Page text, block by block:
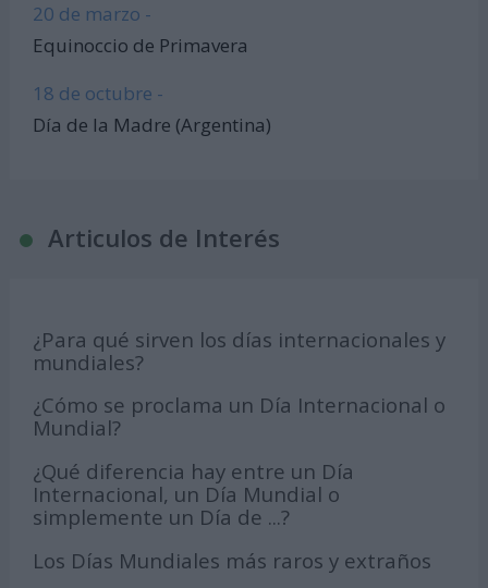
20 de marzo -
Equinoccio de Primavera
18 de octubre -
Día de la Madre (Argentina)
Articulos de Interés
¿Para qué sirven los días internacionales y
mundiales?
¿Cómo se proclama un Día Internacional o
Mundial?
¿Qué diferencia hay entre un Día
Internacional, un Día Mundial o
simplemente un Día de ...?
Los Días Mundiales más raros y extraños